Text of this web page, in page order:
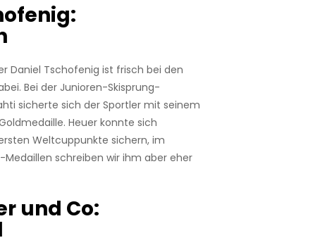
Daniel Tschofenig ist frisch bei den
Bei der Junioren-Skisprung-
sicherte sich der Sportler mit seinem
Heuer konnte sich
Weltcuppunkte sichern, im
schreiben wir ihm aber eher
und Co: